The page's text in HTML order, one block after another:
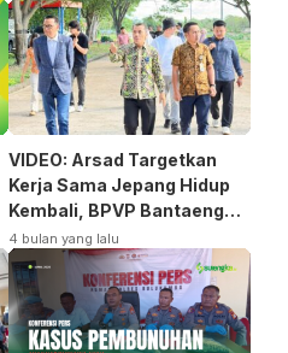
VIDEO: Arsad Targetkan
Kerja Sama Jepang Hidup
Kembali, BPVP Bantaeng
Siap Bangkitkan Jurusan
Otomotif
4 bulan yang lalu